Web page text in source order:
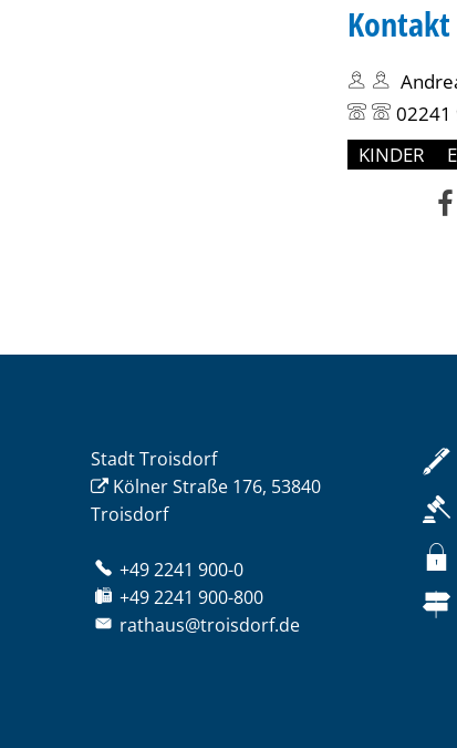
Kontakt
02241
KINDER
Stadt Troisdorf
Kölner Straße 176, 53840
Troisdorf
+49 2241 900-0
+49 2241 900-800
rathaus@troisdorf.de